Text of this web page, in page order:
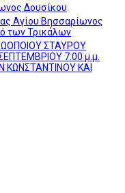
Δουσίκου
Αγίου Βησσαρίωνος
των Τρικάλων
ΣΤΑΥΡΟΥ
7:00 μ.μ.
ΚΩΝΣΤΑΝΤΙΝΟΥ ΚΑΙ